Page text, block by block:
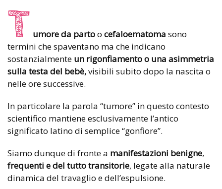
T umore da partoo cefaloematoma sono
termini che spaventano ma che indicano
sostanzialmente un rigonfiamento o una asimmetria
sulla testa del bebè,visibili subito dopo la nascita o
nelle ore successive.
In particolare la parola “tumore” in questo contesto
scientifico mantiene esclusivamente l’antico
significato latino di semplice “gonfiore”.
Siamo dunque di fronte a manifestazioni benigne,
frequenti e del tutto transitorie, legate alla naturale
dinamica del travaglio e dell’espulsione.